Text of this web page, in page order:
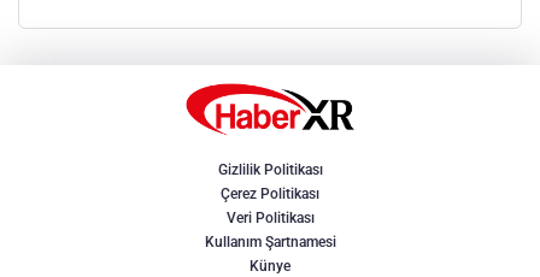
Gizlilik Politikası
Çerez Politikası
Veri Politikası
Kullanım Şartnamesi
Künye